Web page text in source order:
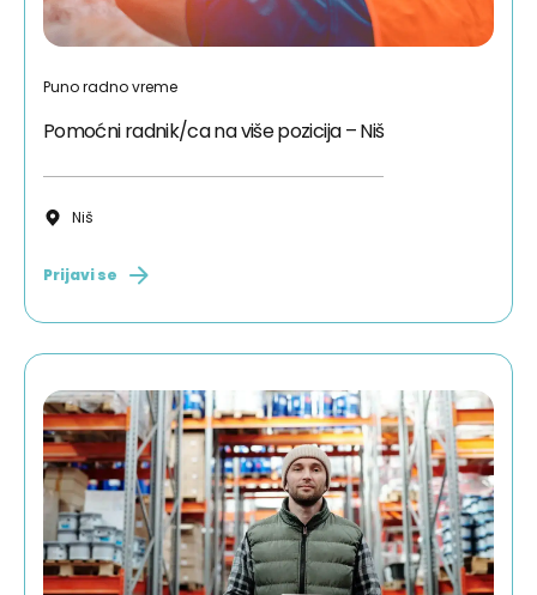
Puno radno vreme
Pomoćni radnik/ca na više pozicija – Niš
Niš
Prijavi se